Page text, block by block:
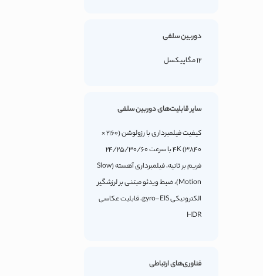
دوربین سلفی
سایر قابلیت‌های دوربین سلفی
کیفیت فیلمبرداری با رزولوشن (2160 ×
3840) 4K با سرعت 24/25/30/60
فریم بر ثانیه، فیلمبرداری آهسته (Slow
Motion)، ضبط ویدئو مبتنی بر لرزشگیر
الکترونیکی gyro-EIS، قابلیت عکاسی
HDR
فناوری‌های ارتباطی